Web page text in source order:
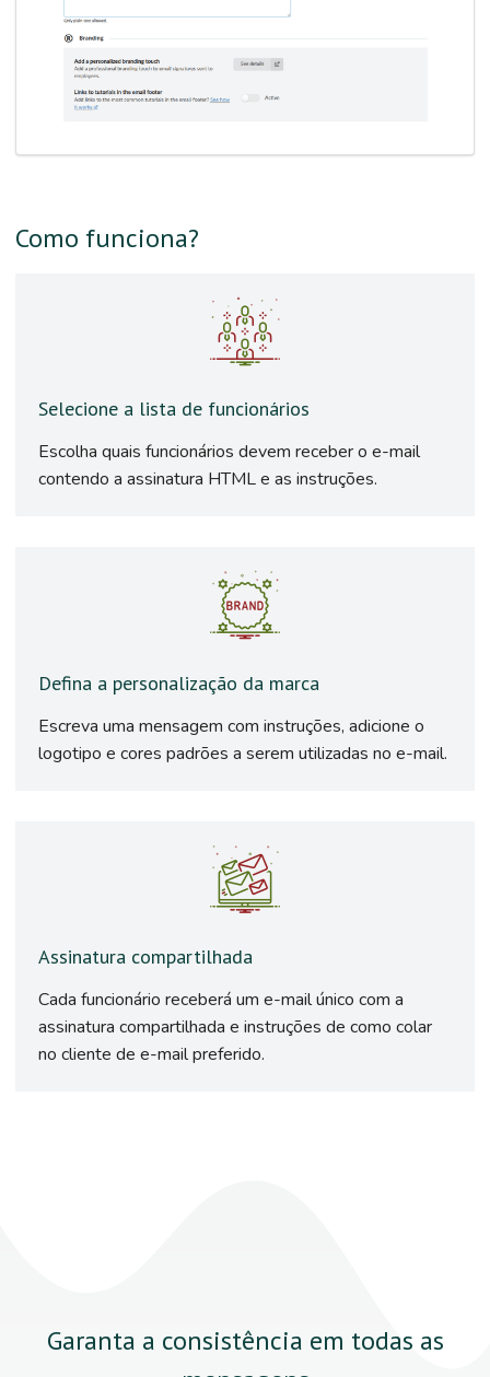
Como funciona?
Selecione a lista de funcionários
Escolha quais funcionários devem receber o e-mail
contendo a assinatura HTML e as instruções.
Defina a personalização da marca
Escreva uma mensagem com instruções, adicione o
logotipo e cores padrões a serem utilizadas no e-mail.
Assinatura compartilhada
Cada funcionário receberá um e-mail único com a
assinatura compartilhada e instruções de como colar
no cliente de e-mail preferido.
Garanta a consistência em todas as